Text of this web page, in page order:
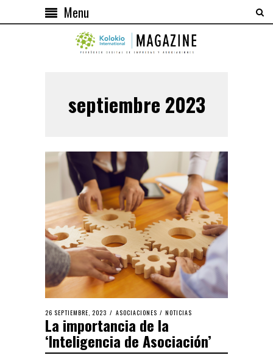
Menu
septiembre 2023
26 SEPTIEMBRE, 2023 ASOCIACIONES / NOTICIAS
La importancia de la
‘Inteligencia de Asociación’